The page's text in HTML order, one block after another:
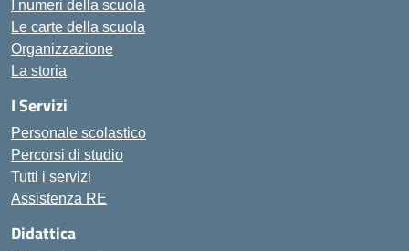
I numeri della scuola
Le carte della scuola
Organizzazione
La storia
I Servizi
Personale scolastico
Percorsi di studio
Tutti i servizi
Assistenza RE
Didattica